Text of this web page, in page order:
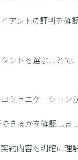
アントの評判を
ントを選ぶこと
コミュニケーション
きるかを確認しま
約内容を明確に